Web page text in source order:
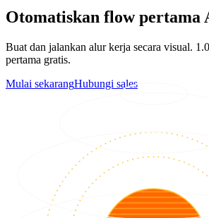
Otomatiskan flow pertama
Buat dan jalankan alur kerja secara visual.
pertama gratis.
Mulai sekarangHubungi sales